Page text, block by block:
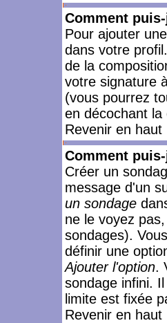
Comment
Pour ajouter
dans votre
de la
votre signature
(vous pourrez
en décochant
Revenir en haut
Comment
Créer un
message d'un
un sondage
ne le voyez
sondages).
définir une
Ajouter l'option.
sondage infini.
limite est fixée
Revenir en haut